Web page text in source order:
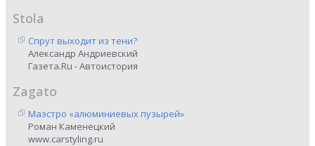
Stola
Спрут выходит из тени?
Александр Андриевский
Газета.Ru - Автоистория
Zagato
Маэстро «алюминиевых пузырей»
Роман Каменецкий
www.carstyling.ru